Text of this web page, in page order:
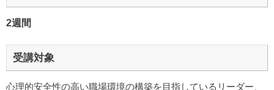
2週間
受講対象
心理的安全性の高い職場環境の構築を目指しているリーダー、